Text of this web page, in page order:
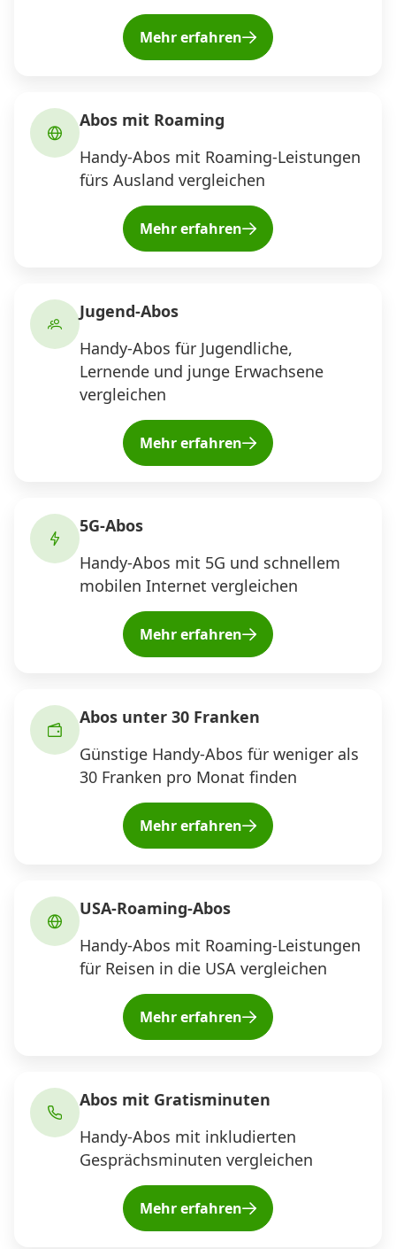
Mehr erfahren
Abos mit Roaming
Handy-Abos mit Roaming-Leistungen
fürs Ausland vergleichen
Mehr erfahren
Jugend-Abos
Handy-Abos für Jugendliche,
Lernende und junge Erwachsene
vergleichen
Mehr erfahren
5G-Abos
Handy-Abos mit 5G und schnellem
mobilen Internet vergleichen
Mehr erfahren
Abos unter 30 Franken
Günstige Handy-Abos für weniger als
30 Franken pro Monat finden
Mehr erfahren
USA-Roaming-Abos
Handy-Abos mit Roaming-Leistungen
für Reisen in die USA vergleichen
Mehr erfahren
Abos mit Gratisminuten
Handy-Abos mit inkludierten
Gesprächsminuten vergleichen
Mehr erfahren